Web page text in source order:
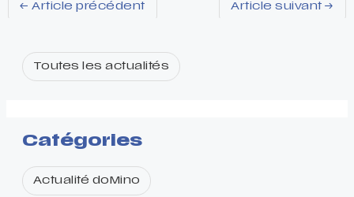
Toutes les actualités
Catégories
Actualité doMino
← Article précédent Article suivant→